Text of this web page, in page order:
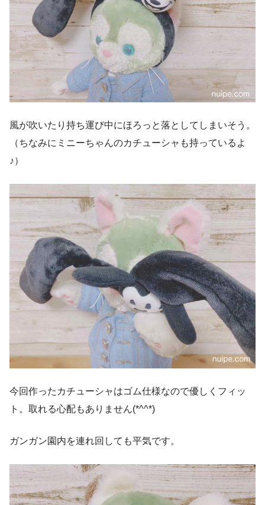
風が吹いたり持ち運び中にほろっと落としてしまいそう。
（ちなみにミニーちゃんのカチューシャも持っているよ
♪）
今回作ったカチューシャはゴム仕様なので優しくフィッ
ト。取れる心配もありません(*^^*)
ガンガン園内を連れ回しても平気です。